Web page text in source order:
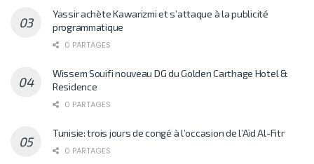
Yassir achète Kawarizmi et s’attaque à la publicité
programmatique
0 PARTAGES
Wissem Souifi nouveau DG du Golden Carthage Hotel &
Residence
0 PARTAGES
Tunisie: trois jours de congé à l’occasion de l’Aïd Al-Fitr
0 PARTAGES